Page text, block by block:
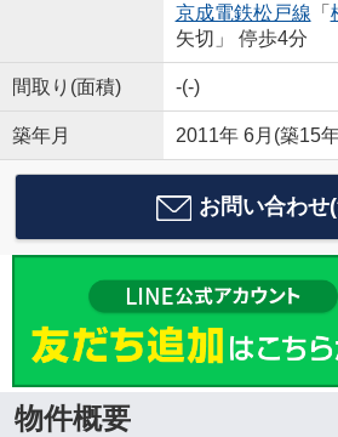
京成電鉄松戸線 「
矢切」 停歩4分
間取り(面積) -(-)
築年月 2011年 6月(築15
お問い合わせ
物件概要